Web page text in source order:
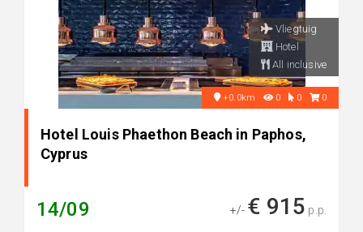
Vliegtuig
Hotel
All inclusive
+0.0km 0 0 0
Hotel Louis Phaethon Beach in Paphos,
Cyprus
14/09 +/- € 915 p.p.